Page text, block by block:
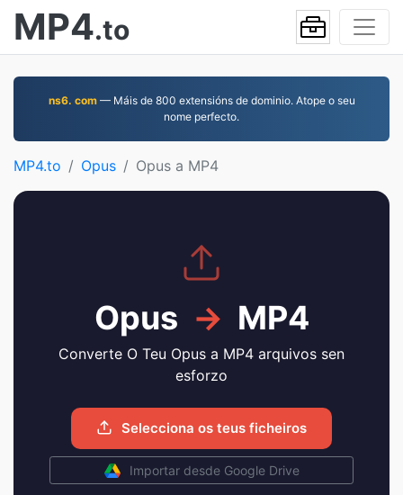
MP4.to
ns6. com— Máis de 800 extensións de dominio. Atope o seu
nome perfecto.
MP4.to Opus Opus a MP4
Opus → MP4
Converte O Teu Opus a MP4 arquivos sen
esforzo
Selecciona os teus ficheiros
Importar desde Google Drive